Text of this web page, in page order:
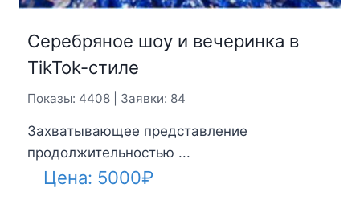
Серебряное шоу и вечеринка в
TikTok-стиле
Показы: 4408 | Заявки: 84
Захватывающее представление
продолжительностью ...
Цена: 5000₽